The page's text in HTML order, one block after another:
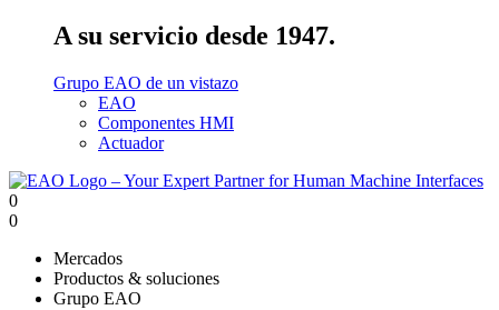
A su servicio desde 1947.
Grupo EAO de un vistazo
EAO
Componentes HMI
Actuador
0
0
Mercados
Productos & soluciones
Grupo EAO